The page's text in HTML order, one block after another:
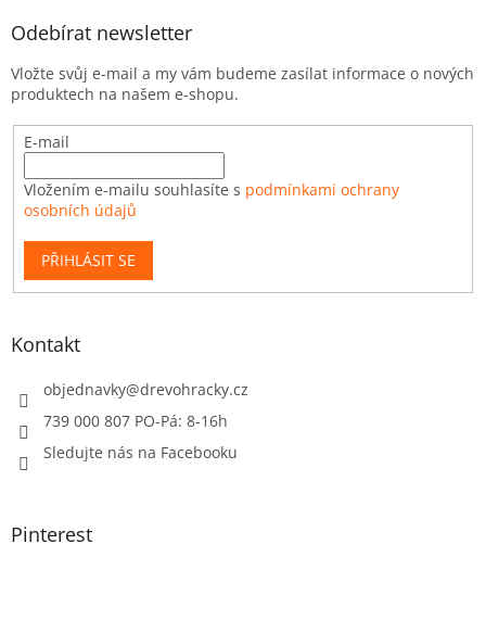
Odebírat newsletter
Vložte svůj e-mail a my vám budeme zasílat informace o nových
produktech na našem e-shopu.
E-mail
Vložením e-mailu souhlasíte s podmínkami ochrany
osobních údajů
PŘIHLÁSIT SE
Kontakt
objednavky@drevohracky.cz
739 000 807 PO-Pá: 8-16h
Sledujte nás na Facebooku
Pinterest